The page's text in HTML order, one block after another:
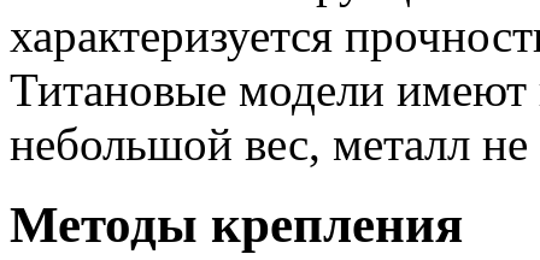
характеризуется
Титановые модели
небольшой вес, металл
Методы крепления